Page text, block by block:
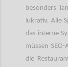
besonders
lukrativ. Alle
das interne
müssen
die